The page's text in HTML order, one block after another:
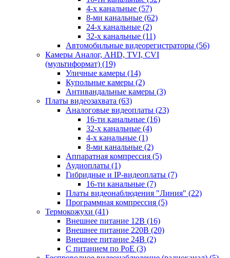
4-х канальные (57)
8-ми канальные (62)
24-х канальные (2)
32-х канальные (11)
Автомобильные видеорегистраторы (56)
Камеры Аналог, AHD, TVI, CVI
(мультиформат) (19)
Уличные камеры (14)
Купольные камеры (2)
Антивандальные камеры (3)
Платы видеозахвата (63)
Аналоговые видеоплаты (23)
16-ти канальные (16)
32-х канальные (4)
4-х канальные (1)
8-ми канальные (2)
Аппаратная компрессия (5)
Аудиоплаты (1)
Гибридные и IP-видеоплаты (7)
16-ти канальные (7)
Платы видеонаблюдения "Линия" (22)
Программная компрессия (5)
Термокожухи (41)
Внешнее питание 12В (16)
Внешнее питание 220В (20)
Внешнее питание 24В (2)
С питанием по PoE (3)